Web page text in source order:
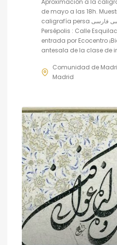
Aproximación a la
de mayo a las 18h.
caligrafía persa خوشنویسی فارسی En Centro
Persépolis : Calle
entrada por Ecocentro
antesala de la clase de
Comunidad de
Madrid